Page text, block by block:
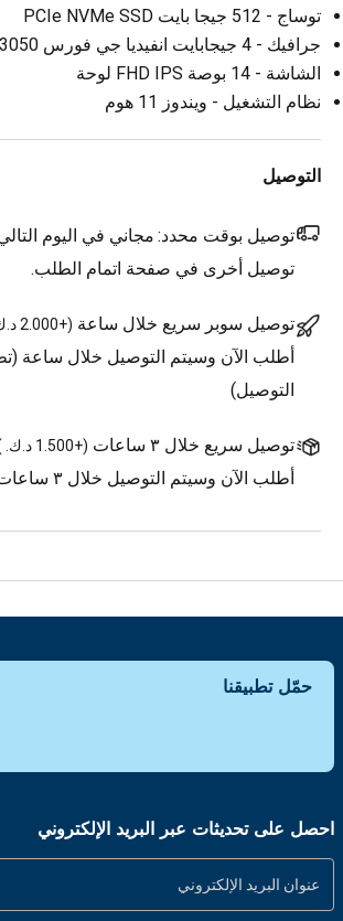
توساج - 512 جيجا بايت PCIe NVMe SSD
جرافيك - 4 جيجابايت انفيديا جي فورس RTX 3050
الشاشة - 14 بوصة FHD IPS لوحة
نظام التشغيل - ويندوز 11 هوم
التوصيل
توصيل بوقت محدد: مجاني في اليوم
توصيل أخرى في صفحة اتمام الطلب.
توصيل سوبر سريع خلال ساعة (+2.000 د.ك.
أطلب الآن وسيتم التوصيل خلال ساعة
التوصيل)
توصيل سريع خلال ٣ ساعات (+1.500 د.ك.
أطلب الآن وسيتم التوصيل خلال ٣ ساعات.
حمّل تطبيقنا
احصل على تحديثات عبر البريد الإلكتروني